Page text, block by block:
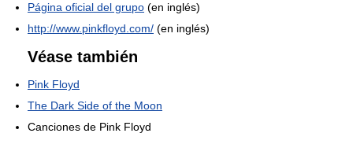
Página oficial del grupo (en inglés)
http://www.pinkfloyd.com/ (en inglés)
Véase también
Pink Floyd
The Dark Side of the Moon
Canciones de Pink Floyd